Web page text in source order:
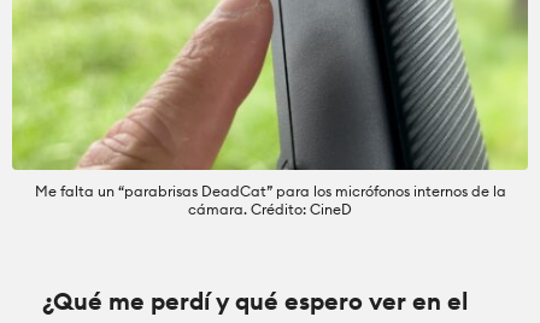
Me falta un “parabrisas DeadCat” para los micrófonos internos de la
cámara. Crédito: CineD
¿Qué me perdí y qué espero ver en el